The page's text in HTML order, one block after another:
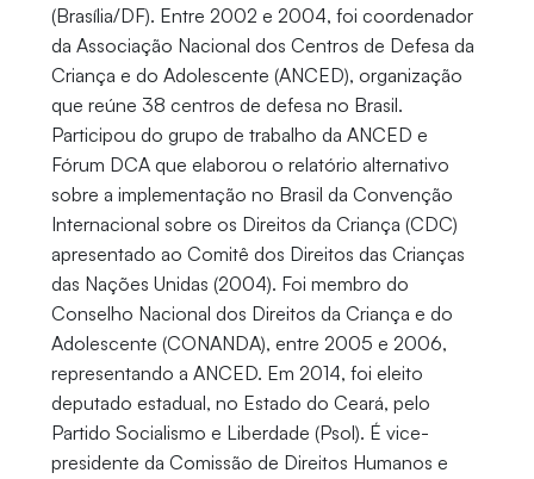
(Brasília/DF). Entre 2002 e 2004, foi coordenador
da Associação Nacional dos Centros de Defesa da
Criança e do Adolescente (ANCED), organização
que reúne 38 centros de defesa no Brasil.
Participou do grupo de trabalho da ANCED e
Fórum DCA que elaborou o relatório alternativo
sobre a implementação no Brasil da Convenção
Internacional sobre os Direitos da Criança (CDC)
apresentado ao Comitê dos Direitos das Crianças
das Nações Unidas (2004). Foi membro do
Conselho Nacional dos Direitos da Criança e do
Adolescente (CONANDA), entre 2005 e 2006,
representando a ANCED. Em 2014, foi eleito
deputado estadual, no Estado do Ceará, pelo
Partido Socialismo e Liberdade (Psol). É vice-
presidente da Comissão de Direitos Humanos e